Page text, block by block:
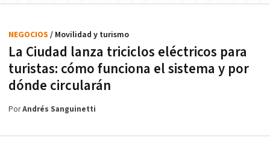
La Ciudad lanza triciclos eléctricos para
turistas: cómo funciona el sistema y por
dónde circularán
NEGOCIOS / Movilidad y turismo
PorAndrés Sanguinetti